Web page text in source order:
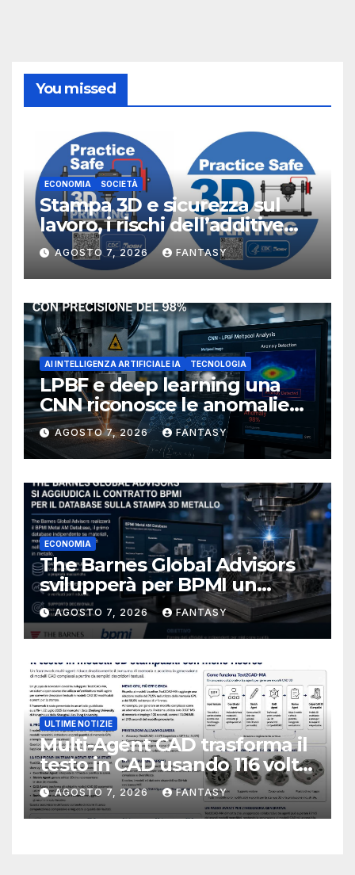
You missed
ECONOMIA SOCIETÀ
Stampa 3D e sicurezza sul
lavoro, i rischi dell’additive
manufacturing secondo
NIOSH
AGOSTO 7, 2026 FANTASY
AI INTELLIGENZA ARTIFICIALE IA TECNOLOGIA
LPBF e deep learning una
CNN riconosce le anomalie
del bagno di fusione
AGOSTO 7, 2026 FANTASY
ECONOMIA
The Barnes Global Advisors
svilupperà per BPMI un
database per la stampa 3D
metallica destinata alla filiera
navale statunitense
AGOSTO 7, 2026 FANTASY
ULTIME NOTIZIE
Multi-Agent CAD trasforma il
testo in CAD usando 116 volte
meno token
AGOSTO 7, 2026 FANTASY